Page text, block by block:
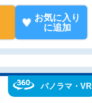
お気に入り
に追加
パノラマ・VR